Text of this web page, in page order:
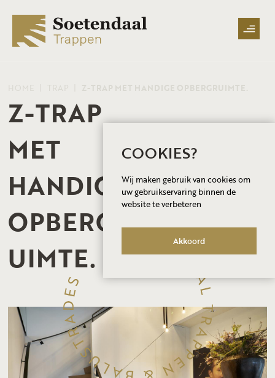
Z-TRAP
MET
HANDIGE
OPBERGR
UIMTE.
COOKIES?
Wij maken gebruik van cookies om
uw gebruikservaring binnen de
website te verbeteren
Akkoord